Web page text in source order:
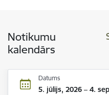
Notikumu
kalendārs
Datums
5. jūlijs, 2026 – 4.